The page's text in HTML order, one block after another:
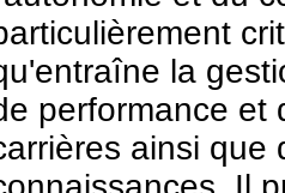
la
performance et
ainsi que